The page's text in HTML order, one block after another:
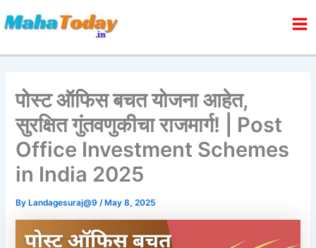
to
पोस्ट ऑफिस बचत योजना आहेत,
सुरक्षित गुंतवणुकीचा राजमार्ग! | Post
Office Investment Schemes
in India 2025
ByLandagesuraj@9 /May 8, 2025